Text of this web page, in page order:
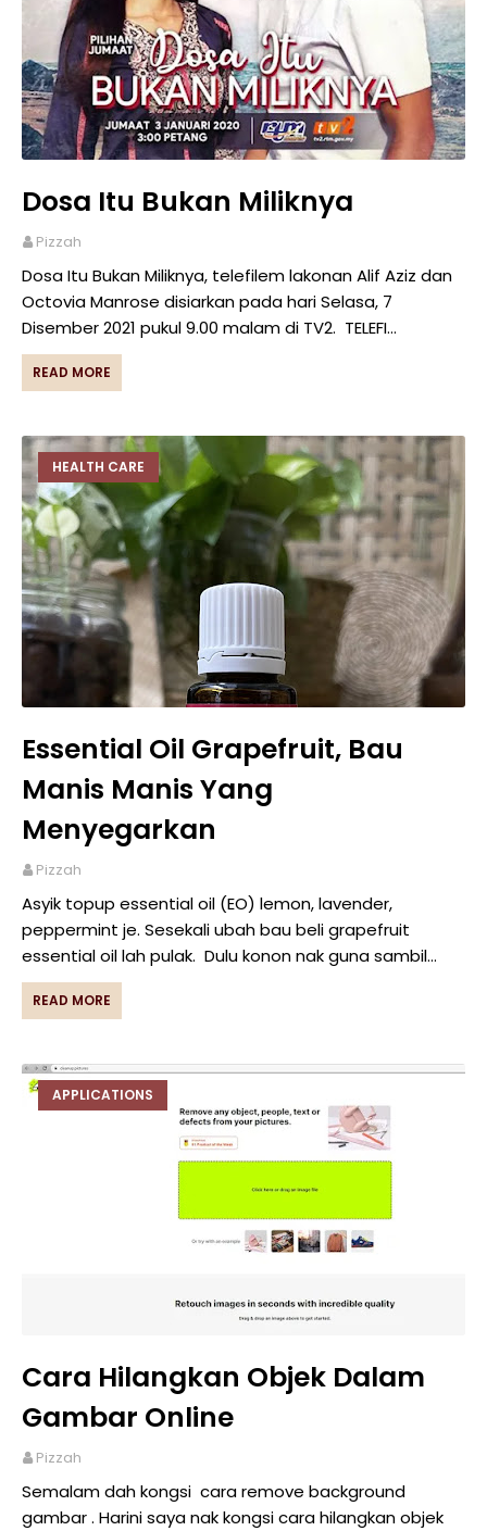
Dosa Itu Bukan Miliknya
Pizzah
Dosa Itu Bukan Miliknya, telefilem lakonan Alif Aziz dan
Octovia Manrose disiarkan pada hari Selasa, 7
Disember 2021 pukul 9.00 malam di TV2. TELEFI…
READ MORE
HEALTH CARE
Essential Oil Grapefruit, Bau
Manis Manis Yang
Menyegarkan
Pizzah
Asyik topup essential oil (EO) lemon, lavender,
peppermint je. Sesekali ubah bau beli grapefruit
essential oil lah pulak. Dulu konon nak guna sambil…
READ MORE
APPLICATIONS
Cara Hilangkan Objek Dalam
Gambar Online
Pizzah
Semalam dah kongsi cara remove background
gambar . Harini saya nak kongsi cara hilangkan objek